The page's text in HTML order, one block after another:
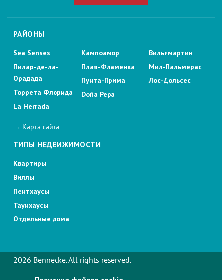
РАЙОНЫ
Sea Senses
Пилар-де-ла-
Орадада
Торрета Флорида
La Herrada
Кампоамор
Плая-Фламенка
Пунта-Прима
Doña Pepa
Вильямартин
Мил-Пальмерас
Лос-Дольсес
→ Карта сайта
ТИПЫ НЕДВИЖИМОСТИ
Квартиры
Виллы
Пентхаусы
Таунхаусы
Отдельные дома
2026 Bennecke. All rights reserved.